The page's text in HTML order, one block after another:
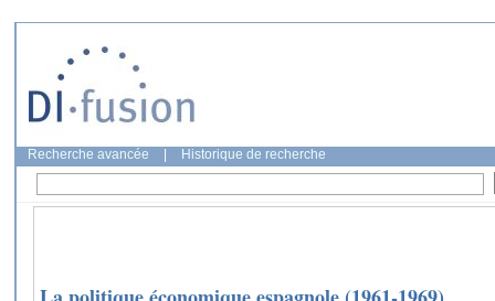
Recherche avancée Historique de recherche